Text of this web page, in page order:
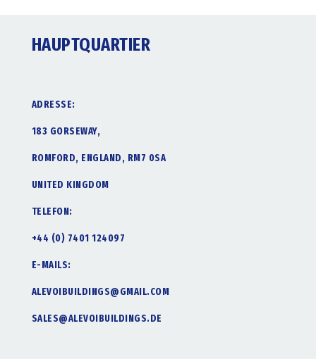
HAUPTQUARTIER
ADRESSE:
183 GORSEWAY,
ROMFORD, ENGLAND, RM7 0SA
UNITED KINGDOM
TELEFON:
+44 (0) 7401 124097
E-MAILS:
ALEVOIBUILDINGS@GMAIL.COM
SALES@ALEVOIBUILDINGS.DE